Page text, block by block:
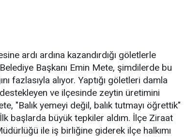
ardı ardına kazandırdığı göletlerle
Başkanı Emin Mete, şimdilerde bu
fazlasıyla alıyor. Yaptığı göletleri damla
ve ilçesinde zeytin üretimini
"Balık yemeyi değil, balık tutmayı öğrettik"
başlarda büyük tepkiler aldım. İlçe Ziraat
ile iş birliğine giderek ilçe halkımı